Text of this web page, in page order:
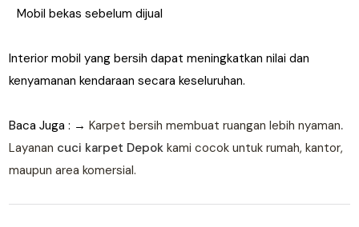
Mobil bekas sebelum dijual
Interior mobil yang bersih dapat meningkatkan nilai dan
kenyamanan kendaraan secara keseluruhan.
Baca Juga : →Karpet bersih membuat ruangan lebih nyaman.
Layanan cuci karpet Depok kami cocok untuk rumah, kantor,
maupun area komersial.